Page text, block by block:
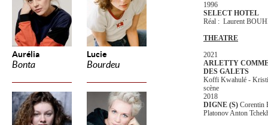
Aurélia
Bonta
Lucie
Bourdeu
1996
SELECT HOTEL
Réal : Laurent
THEATRE
2021
ARLETTY
DES GALETS
Koffi Kwahulé -
scène
2018
DIGNE (S) Corentin
Platonov Anton